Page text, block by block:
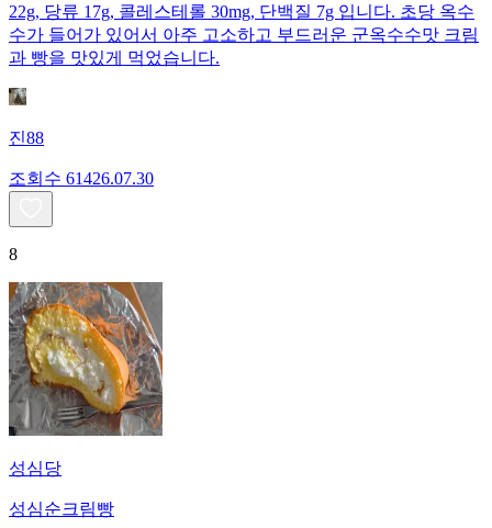
22g, 당류 17g, 콜레스테롤 30mg, 단백질 7g 입니다. 초당 옥수
수가 들어가 있어서 아주 고소하고 부드러운 군옥수수맛 크림
과 빵을 맛있게 먹었습니다.
진88
조회수 61426.07.30
8
성심당
성심순크림빵